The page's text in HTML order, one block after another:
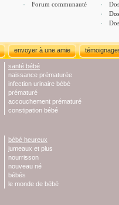
Forum communauté
envoyer à une amie
santé bébé
naissance prématurée
infection urinaire bébé
prématuré
accouchement prématuré
constipation bébé
bébé heureux
jumeaux et plus
nourrisson
nouveau né
bébés
le monde de bébé